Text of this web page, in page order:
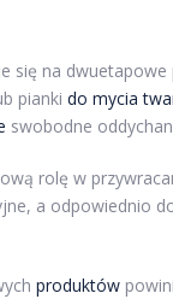
się na
pianki do mycia
swobodne
rolę w
a odpowiednio
produktów